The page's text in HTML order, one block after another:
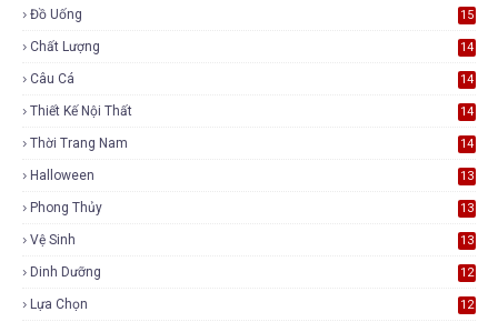
Đồ Uống 15
Chất Lượng 14
Câu Cá 14
Thiết Kế Nội Thất 14
Thời Trang Nam 14
Halloween 13
Phong Thủy 13
Vệ Sinh 13
Dinh Dưỡng 12
Lựa Chọn 12